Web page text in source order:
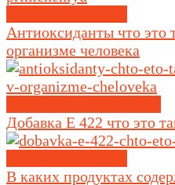
Антиоксиданты что это
организме человека
Добавка Е 422 что это
В каких продуктах